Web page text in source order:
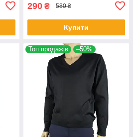
290 ₴ 580 ₴
Купити
Топ продажів –50%